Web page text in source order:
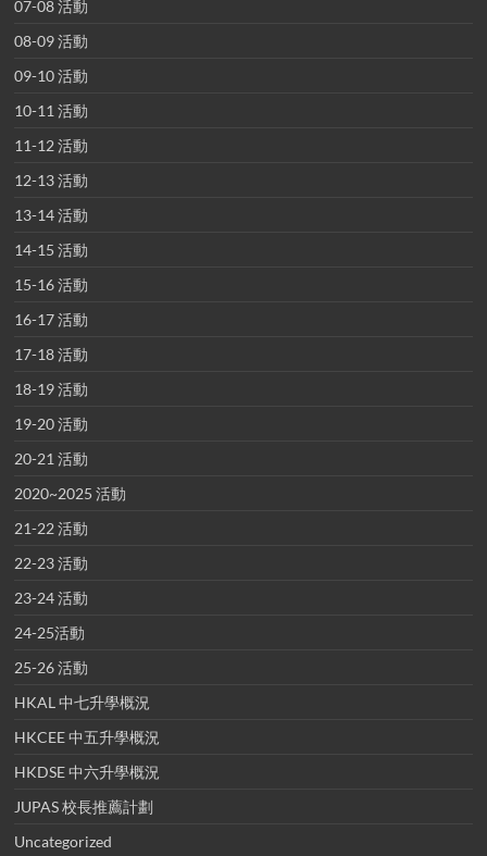
07-08 活動
08-09 活動
09-10 活動
10-11 活動
11-12 活動
12-13 活動
13-14 活動
14-15 活動
15-16 活動
16-17 活動
17-18 活動
18-19 活動
19-20 活動
20-21 活動
2020~2025 活動
21-22 活動
22-23 活動
23-24 活動
24-25活動
25-26 活動
HKAL 中七升學概況
HKCEE 中五升學概況
HKDSE 中六升學概況
JUPAS 校長推薦計劃
Uncategorized